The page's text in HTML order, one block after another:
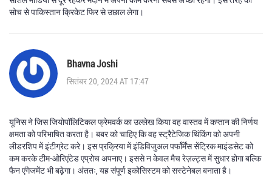
सोच से पाकिस्तान क्रिकेट फिर से उछाल लेगा।
Bhavna Joshi
सितंबर 20, 2024 AT 17:47
यूनिस ने जिस जियोपॉलिटिकल फ्रेमवर्क का उल्लेख किया वह वास्तव में कप्तान की निर्णय
क्षमता को परिभाषित करता है। बबर को चाहिए कि वह स्ट्रैटेजिक थिंकिंग को अपनी
लीडरशिप में इंटीग्रेट करे। इस प्रक्रिया में इंडिविजुअल पर्फॉर्मेंस सेंट्रिक माइंडसेट को
कम करके टीम-ओरिएंटेड एप्रोच अपनाए। इससे न केवल मैच रेज़ल्ट्स में सुधार होगा बल्कि
फैन एंगेजमेंट भी बढ़ेगा। अंततः, यह संपूर्ण इकोसिस्टम को सस्टेनेबल बनाता है।